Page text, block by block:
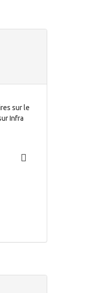
sur le
Infra